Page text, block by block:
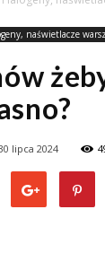
naświetlacze
lipca 2024